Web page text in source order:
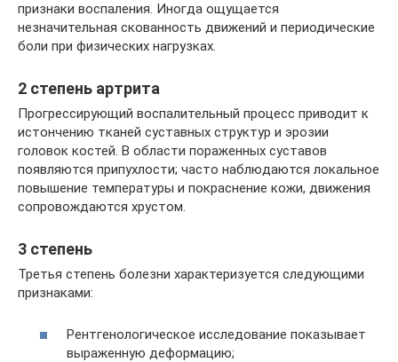
признаки воспаления. Иногда ощущается
незначительная скованность движений и периодические
боли при физических нагрузках.
2 степень артрита
Прогрессирующий воспалительный процесс приводит к
истончению тканей суставных структур и эрозии
головок костей. В области пораженных суставов
появляются припухлости; часто наблюдаются локальное
повышение температуры и покраснение кожи, движения
сопровождаются хрустом.
3 степень
Третья степень болезни характеризуется следующими
признаками:
Рентгенологическое исследование показывает
выраженную деформацию;